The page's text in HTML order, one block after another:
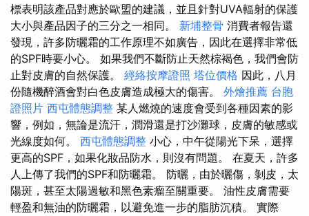
標表明該產品對應於歐盟的建議，並且針對UVA輻射的保護
大小與產品因子的三分之一相同。 新埔整骨 消費者報告還
發現，許多防曬霜的工作原理不如廣告，因此在選擇非常低
的SPF時要小心。 如果我們不斷防止天然棕褐色，我們會防
止對皮膚的自然保護。 經絡按摩證照 塔位價格 因此，八月
份隨機醉酒會對白色皮膚造成極大的傷害。 外燴推薦 台胞
證照片 西屯體態調整 某人燃燒的速度會受到各種因素的影
響，例如，無論是流汗，潤滑還是打沙灘球，皮膚的敏感或
光線度如何。 西屯體態調整 小心，中午從陽光下呆，選擇
更高的SPF，如果化妝品防水，則沒有問題。 在夏天，許多
人上傳了我們的SPF和防曬霜。 防曬，由於曬傷，剝皮，太
陽斑，甚至太陽過敏和黑色素瘤至關重要。 油性皮膚需要
輕盈和無油的防曬霜，以避免進一步的脂肪沉積。 實際